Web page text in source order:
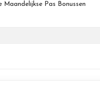
Maandelijkse Pas Bonussen